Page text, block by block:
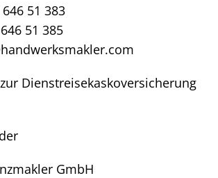
51 383
51 385
Dienstreisekaskoversicherung
GmbH